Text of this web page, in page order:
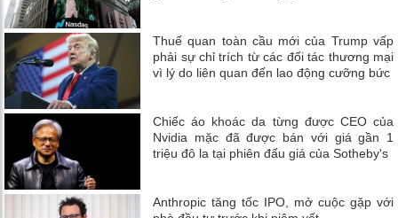
Thuế quan toàn cầu mới của Trump vấp
phải sự chỉ trích từ các đối tác thương mại
vì lý do liên quan đến lao động cưỡng bức
Chiếc áo khoác da từng được CEO của
Nvidia mặc đã được bán với giá gần 1
triệu đô la tại phiên đấu giá của Sotheby's
Anthropic tăng tốc IPO, mở cuộc gặp với